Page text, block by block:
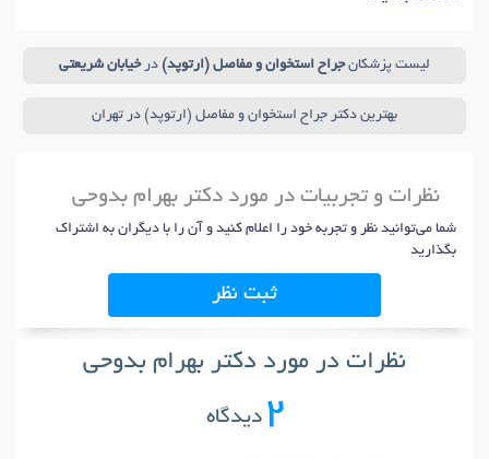
لیست پزشکانجراح استخوان و مفاصل (ارتوپد) درخیابان شریعتی
بهترین دکتر جراح استخوان و مفاصل (ارتوپد) در تهران
نظرات و تجربیات در مورد دکتر بهرام بدوحی
شما می‌توانید نظر و تجربه خود را اعلام کنید و آن را با دیگران به اشتراک
بگذارید
ثبت نظر
نظرات در مورد دکتر بهرام بدوحی
2دیدگاه